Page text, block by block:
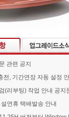
관련 공지
전, 기간연장 자동 설정
(리부팅) 작업 안내 공지
연휴 택배발송 안내